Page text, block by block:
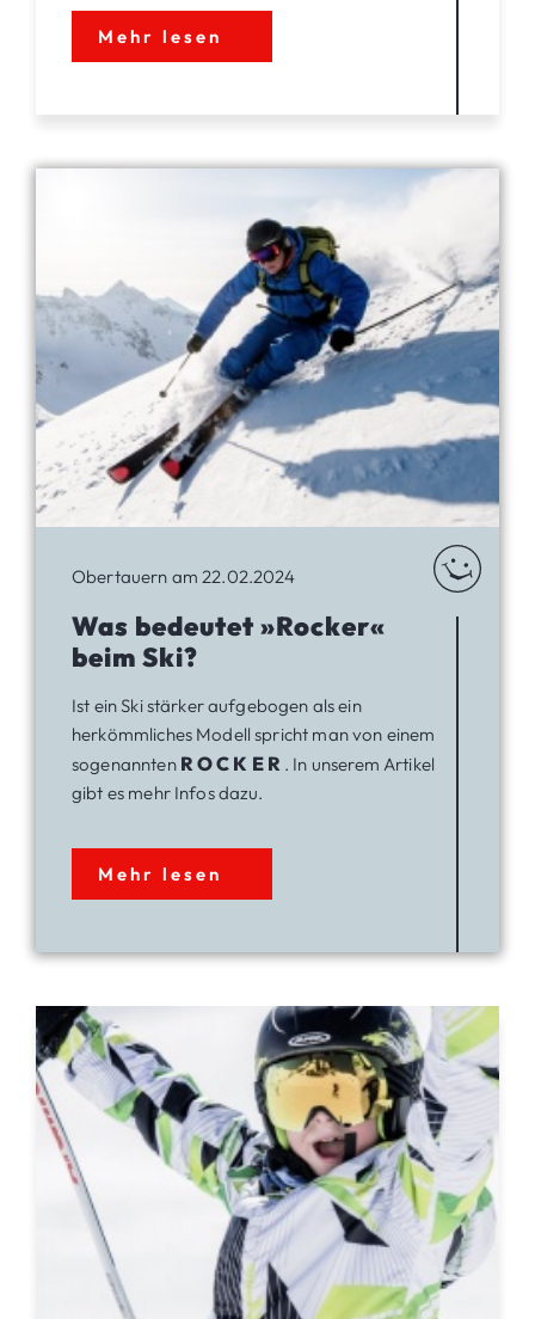
Mehr lesen
Obertauern am 22.02.2024
Was bedeutet »Rocker«
beim Ski?
Ist ein Ski stärker aufgebogen als ein
herkömmliches Modell spricht man von einem
sogenannten ROCKER . In unserem Artikel
gibt es mehr Infos dazu.
Mehr lesen